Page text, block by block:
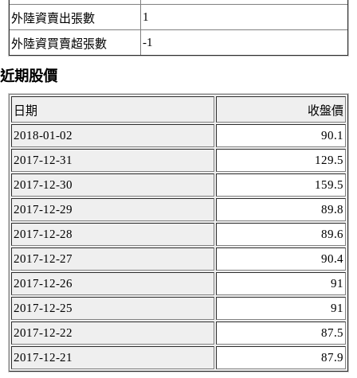
外陸資賣出張數 1
外陸資買賣超張數 -1
近期股價
日期
收盤價
2018-01-02
90.1
2017-12-31
129.5
2017-12-30
159.5
2017-12-29
89.8
2017-12-28
89.6
2017-12-27
90.4
2017-12-26
91
2017-12-25
91
2017-12-22
87.5
2017-12-21
87.9